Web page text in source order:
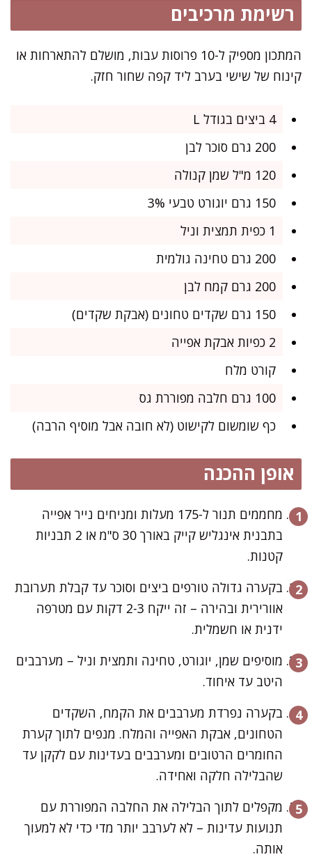
רשימת מרכיבים
המתכון מספיק ל-10 פרוסות עבות, מושלם להתארחות או
קינוח של שישי בערב ליד קפה שחור חזק.
4 ביצים בגודל L
200 גרם סוכר לבן
120 מ"ל שמן קנולה
150 גרם יוגורט טבעי 3%
1 כפית תמצית וניל
200 גרם טחינה גולמית
200 גרם קמח לבן
150 גרם שקדים טחונים (אבקת שקדים)
2 כפיות אבקת אפייה
קורט מלח
100 גרם חלבה מפוררת גס
כף שומשום לקישוט (לא חובה אבל מוסיף הרבה)
אופן ההכנה
מחממים תנור ל-175 מעלות ומניחים נייר אפייה
בתבנית אינגליש קייק באורך 30 ס"מ או 2 תבניות
קטנות.
בקערה גדולה טורפים ביצים וסוכר עד קבלת תערובת
אוורירית ובהירה – זה ייקח 2-3 דקות עם מטרפה
ידנית או חשמלית.
מוסיפים שמן, יוגורט, טחינה ותמצית וניל – מערבבים
היטב עד איחוד.
בקערה נפרדת מערבבים את הקמח, השקדים
הטחונים, אבקת האפייה והמלח. מנפים לתוך קערת
החומרים הרטובים ומערבבים בעדינות עם לקקן עד
שהבלילה חלקה ואחידה.
מקפלים לתוך הבלילה את החלבה המפוררת עם
תנועות עדינות – לא לערבב יותר מדי כדי לא למעוך
אותה.